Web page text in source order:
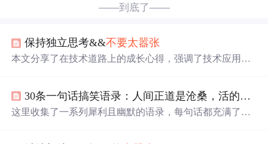
——到底了——
保持独立思考&&不要太嚣张
本文分享了在技术道路上的成长心得，强调了技术应用场
30条一句话搞笑语录：人间正道是沧桑，活的
不要
这里收集了一系列犀利且幽默的语录，每句话都充满了独